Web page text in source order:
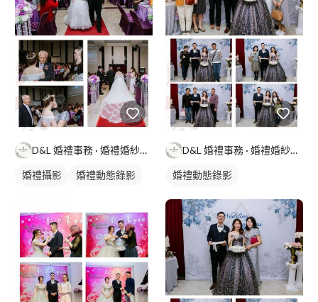
D&L 婚禮事務 · 婚禮婚紗攝影
婚禮攝影
婚禮動態錄影
D&L 婚禮事務 · 婚禮婚紗攝影
婚禮動態錄影